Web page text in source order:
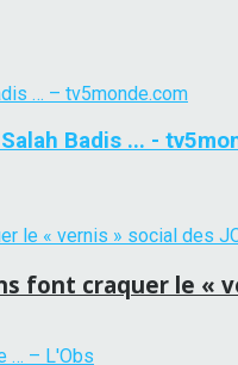
Badis ... -
font craquer le «